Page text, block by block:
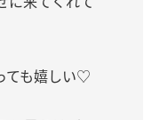
ても嬉しい♡